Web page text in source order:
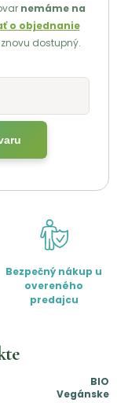
nemáme na
o objednanie
dostupný.
Bezpečný nákup u
overeného
predajcu
BIO
Vegánske